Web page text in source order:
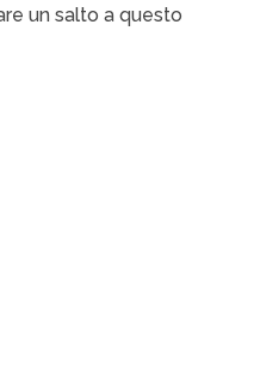
un salto a questo